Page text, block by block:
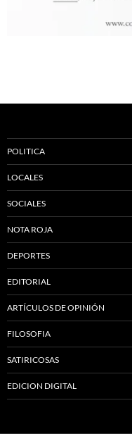
POLITICA
LOCALES
SOCIALES
NOTA ROJA
DEPORTES
EDITORIAL
ARTÍCULOS DE OPINIÓN
FILOSOFIA
SATIRICOSAS
EDICION DIGITAL